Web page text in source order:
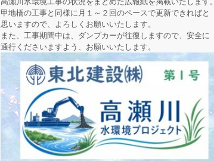
甲地橋の工事と同様に月１～２回のペースで更新できればと
思いますので、よろしくお願いいたします。
また、工事期間中は、ダンプカーが往復しますので、安全に
通行くださいますよう、お願いいたします。